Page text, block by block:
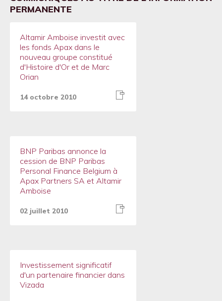
PERMANENTE
Altamir Amboise investit avec
les fonds Apax dans le
nouveau groupe constitué
d'Histoire d'Or et de Marc
Orian
14 octobre 2010
BNP Paribas annonce la
cession de BNP Paribas
Personal Finance Belgium à
Apax Partners SA et Altamir
Amboise
02 juillet 2010
Investissement significatif
d'un partenaire financier dans
Vizada